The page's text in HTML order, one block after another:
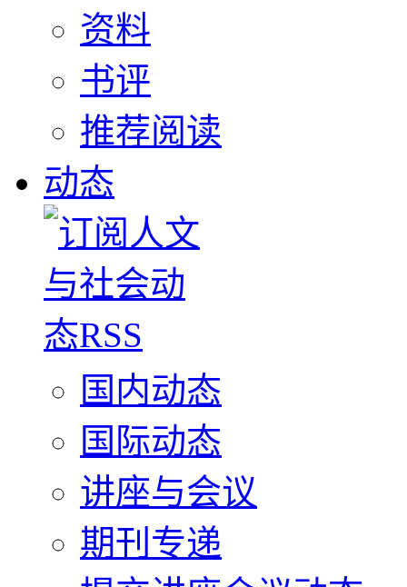
资料
书评
推荐阅读
动态
国内动态
国际动态
讲座与会议
期刊专递